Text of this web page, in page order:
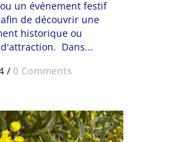
un événement festif
de découvrir une
historique ou
Dans...
/ 0 Comments